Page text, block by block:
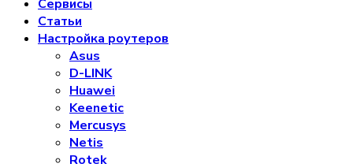
Сервисы
Статьи
Настройка роутеров
Asus
D-LINK
Huawei
Keenetic
Mercusys
Netis
Rotek